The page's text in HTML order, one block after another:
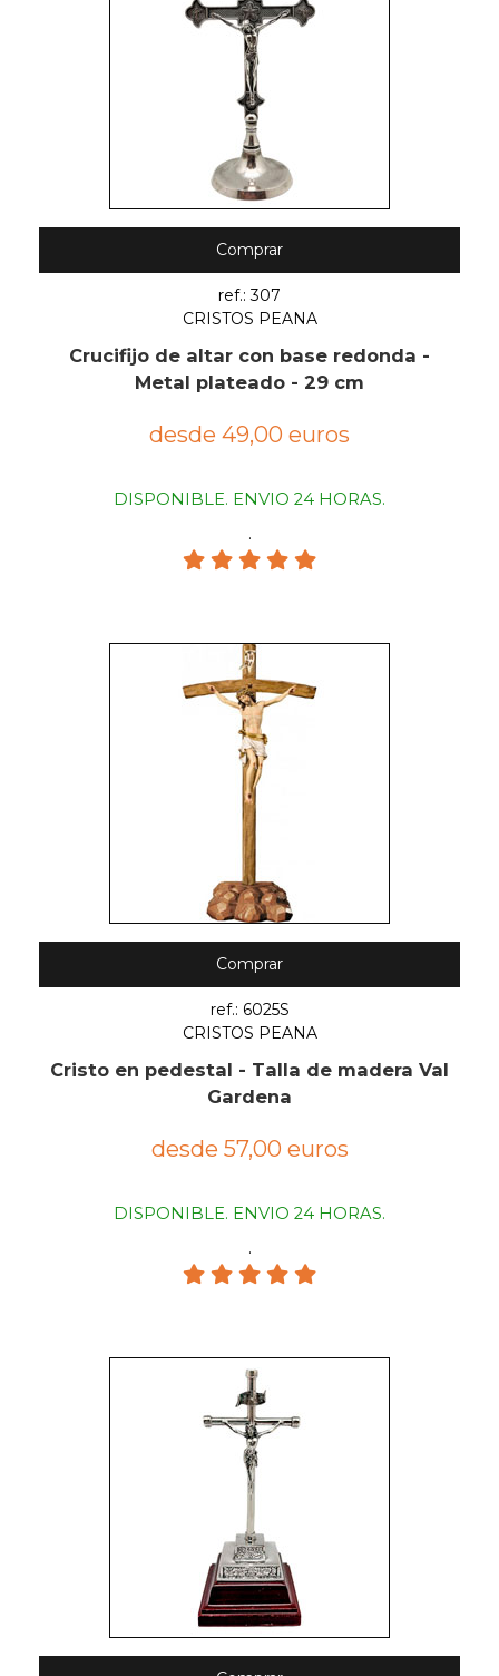
Comprar
ref.: 307
CRISTOS PEANA
Crucifijo de altar con base redonda -
Metal plateado - 29 cm
desde 49,00 euros
DISPONIBLE. ENVIO 24 HORAS.
.
Comprar
ref.: 6025S
CRISTOS PEANA
Cristo en pedestal - Talla de madera Val
Gardena
desde 57,00 euros
DISPONIBLE. ENVIO 24 HORAS.
.